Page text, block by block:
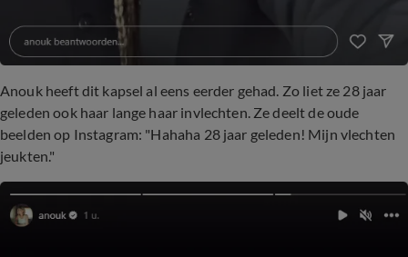
Anouk heeft dit kapsel al eens eerder gehad. Zo liet ze 28 jaar
geleden ook haar lange haar invlechten. Ze deelt de oude
beelden op Instagram: "Hahaha 28 jaar geleden! Mijn vlechten
jeukten."